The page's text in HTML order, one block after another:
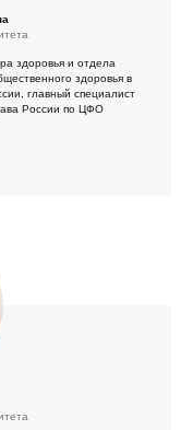
здоровья и отдела
здоровья в
главный специалист
России по ЦФО